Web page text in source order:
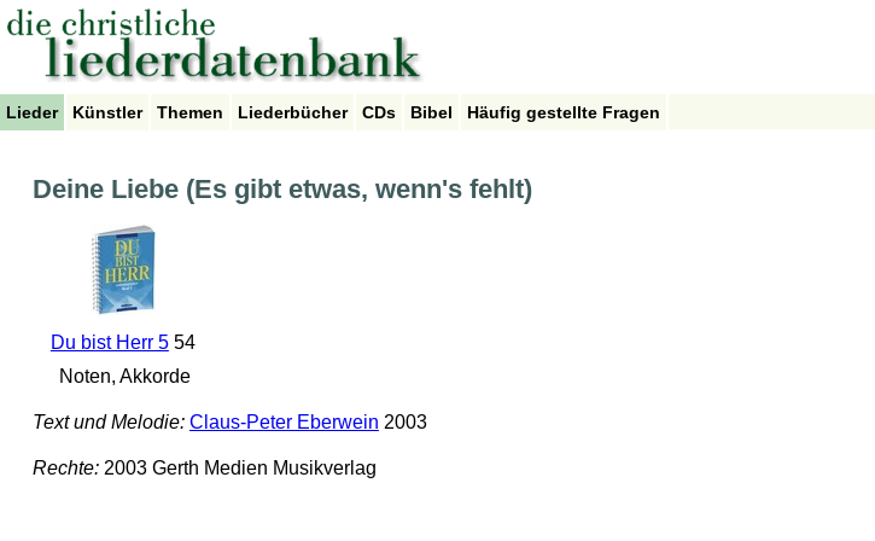
Lieder Künstler Themen Liederbücher CDs Bibel Häufig gestellte Fragen
Deine Liebe (Es gibt etwas, wenn's fehlt)
Du bist Herr 554
Noten, Akkorde
Text und Melodie: Claus-Peter Eberwein 2003
Rechte:2003 Gerth Medien Musikverlag